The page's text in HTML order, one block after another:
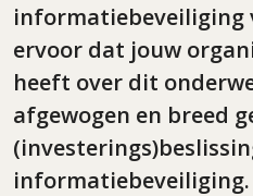
informatiebeveiliging
ervoor dat jouw
heeft over dit
afgewogen en breed